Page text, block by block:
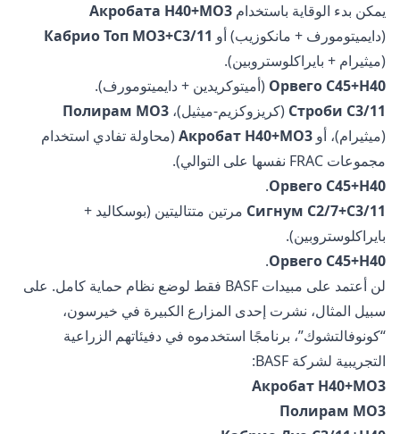
يمكن بدء الوقاية باستخدام Акробата H40+МО3
(دايميتومورف + مانكوزيب) أو Кабрио Топ МО3+C3/11
(ميثيرام + بايراكلوستروبين).
Орвего С45+Н40 (أميتوكريدين + دايميتومورف).
Строби C3/11 (كريزوكزيم-ميثيل)، Полирам МО3
(ميثيرام)، أو Акробат H40+МО3(محاولة تفادي استخدام
مجموعات FRAC نفسها على التوالي).
Орвего С45+Н40
.
Сигнум С2/7+С3/11 مرتين متتاليتين (بوسكاليد +
بايراكلوستروبين).
Орвего С45+Н40
.
لن أعتمد على مبيدات BASF فقط لوضع نظام حماية كامل. على
سبيل المثال، نشرت إحدى المزارع الكبيرة في خيرسون،
“كونوفالتشوك”، برنامجًا استخدموه في دفيئاتهم الزراعية
التجريبية لشركة BASF:
Акробат H40+МО3
Полирам МО3